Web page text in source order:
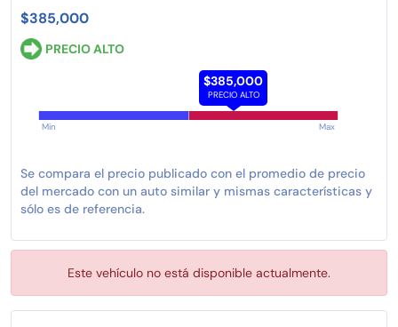
$385,000
PRECIO ALTO
$385,000
PRECIO ALTO
Min Max
Se compara el precio publicado con el promedio de precio
del mercado con un auto similar y mismas características y
sólo es de referencia.
Este vehículo no está disponible actualmente.